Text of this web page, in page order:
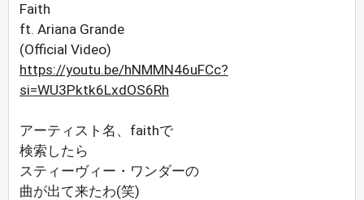
Faith
ft. Ariana Grande
(Official Video)
https://youtu.be/hNMMN46uFCc?
si=WU3Pktk6LxdOS6Rh
アーティスト名、faithで
検索したら
スティーヴィー・ワンダーの
曲が出て来たわ(笑)